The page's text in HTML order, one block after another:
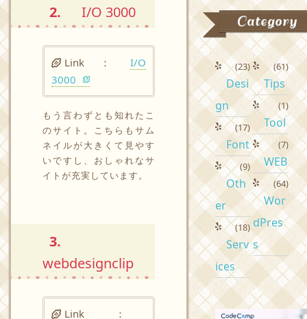
2. I/O 3000
Link ：
I/O
3000
もう言わずとも知れたこ
のサイト。こちらもサム
ネイルが大きくて見やす
いですし、おしゃれなサ
イトが充実しています。
3.
webdesignclip
Link ：
Category
Desi
gn
(23)
Font
(17)
Oth
er
(9)
Serv
ices
(18)
Tips
(61)
Tool
(1)
WEB
(7)
Wor
dPres
s
(64)